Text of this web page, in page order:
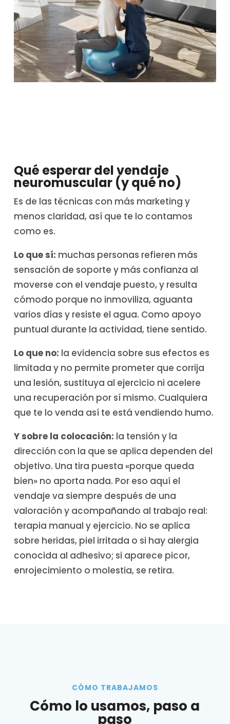
Qué esperar del vendaje
neuromuscular (y qué no)
Es de las técnicas con más marketing y
menos claridad, así que te lo contamos
como es.
Lo que sí: muchas personas refieren más
sensación de soporte y más confianza al
moverse con el vendaje puesto, y resulta
cómodo porque no inmoviliza, aguanta
varios días y resiste el agua. Como apoyo
puntual durante la actividad, tiene sentido.
Lo que no: la evidencia sobre sus efectos es
limitada y no permite prometer que corrija
una lesión, sustituya al ejercicio ni acelere
una recuperación por sí mismo. Cualquiera
que te lo venda así te está vendiendo humo.
Y sobre la colocación: la tensión y la
dirección con la que se aplica dependen del
objetivo. Una tira puesta «porque queda
bien» no aporta nada. Por eso aquí el
vendaje va siempre después de una
valoración y acompañando al trabajo real:
terapia manual y ejercicio. No se aplica
sobre heridas, piel irritada o si hay alergia
conocida al adhesivo; si aparece picor,
enrojecimiento o molestia, se retira.
CÓMO TRABAJAMOS
Cómo lo usamos, paso a
paso